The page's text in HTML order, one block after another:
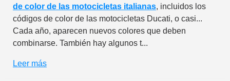
Devuelve los
5 € de descuento
Cupón de 10 € por
de color de las motocicletas italianas, incluidos los
códigos de color de las motocicletas Ducati, o casi...
Cada año, aparecen nuevos colores que deben
combinarse. También hay algunos t...
Leer más